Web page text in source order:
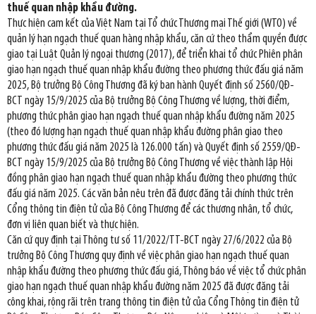
thuế quan nhập khẩu đường.
Thực hiện cam kết của Việt Nam tại Tổ chức Thương mại Thế giới (WTO) về
quản lý hạn ngạch thuế quan hàng nhập khẩu, căn cứ theo thẩm quyền được
giao tại Luật Quản lý ngoại thương (2017), để triển khai tổ chức Phiên phân
giao hạn ngạch thuế quan nhập khẩu đường theo phương thức đấu giá năm
2025, Bộ trưởng Bộ Công Thương đã ký ban hành Quyết định số 2560/QĐ-
BCT ngày 15/9/2025 của Bộ trưởng Bộ Công Thương về lượng, thời điểm,
phương thức phân giao hạn ngạch thuế quan nhập khẩu đường năm 2025
(theo đó lượng hạn ngạch thuế quan nhập khẩu đường phân giao theo
phương thức đấu giá năm 2025 là 126.000 tấn) và Quyết định số 2559/QĐ-
BCT ngày 15/9/2025 của Bộ trưởng Bộ Công Thương về việc thành lập Hội
đồng phân giao hạn ngạch thuế quan nhập khẩu đường theo phương thức
đấu giá năm 2025. Các văn bản nêu trên đã được đăng tải chính thức trên
Cổng thông tin điện tử của Bộ Công Thương để các thương nhân, tổ chức,
đơn vị liên quan biết và thực hiện.
Căn cứ quy định tại Thông tư số 11/2022/TT-BCT ngày 27/6/2022 của Bộ
trưởng Bộ Công Thương quy định về việc phân giao hạn ngạch thuế quan
nhập khẩu đường theo phương thức đấu giá, Thông báo về việc tổ chức phân
giao hạn ngạch thuế quan nhập khẩu đường năm 2025 đã được đăng tải
công khai, rộng rãi trên trang thông tin điện tử của Cổng Thông tin điện tử